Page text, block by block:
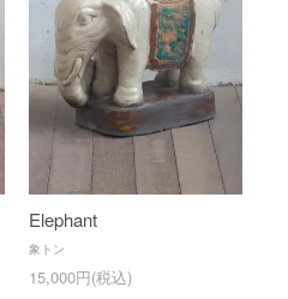
Elephant
象トン
15,000円(税込)